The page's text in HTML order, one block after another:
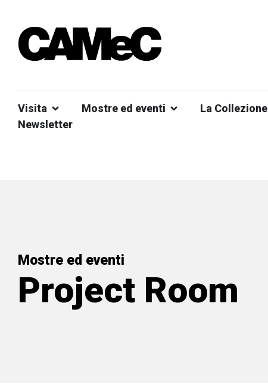
Visita Mostre ed eventi La Collezione
Newsletter
Mostre ed eventi
Project Room